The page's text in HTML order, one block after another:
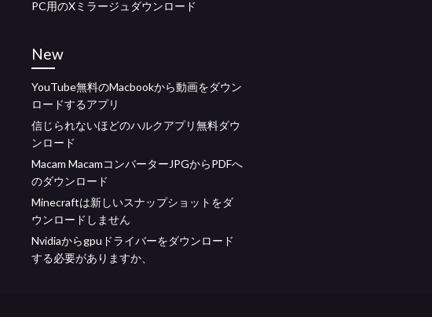
PC用のXミラージュダウンロード
New
YouTube無料のMacbookから動画をダウン
ロードするアプリ
信じられないほどのハルクアプリ無料ダウ
ンロード
Macam MacamコンバーターJPGからPDFへ
のダウンロード
Minecraftは新しいスナップショットをダ
ウンロードしません
Nvidiaからgpuドライバーをダウンロード
する必要がありますか、